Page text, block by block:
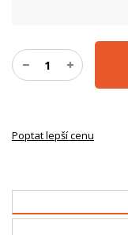
Poptat lepší cenu